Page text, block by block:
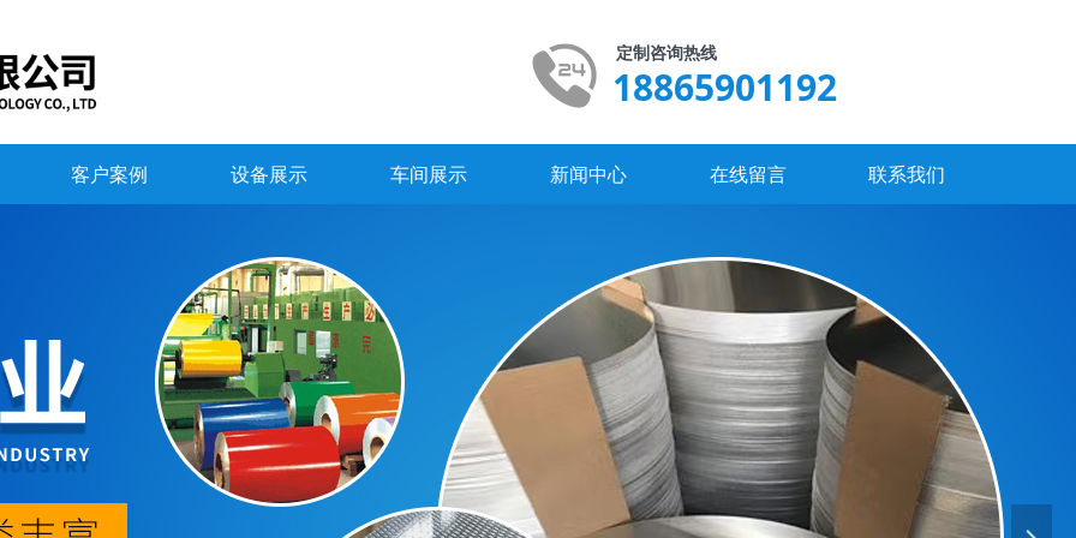
18865901192
定制咨询热线
客户案例 设备展示 车间展示 新闻中心 在线留言 联系我们